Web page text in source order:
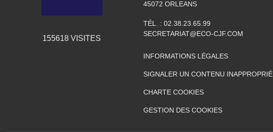
155618 VISITES
45072 ORLEANS
TÉL. : 02.38.23.65.99
SECRETARIAT@ECO-CJF.COM
INFORMATIONS LÉGALES
SIGNALER UN CONTENU INAPPROPRIÉ
CHARTE COOKIES
GESTION DES COOKIES